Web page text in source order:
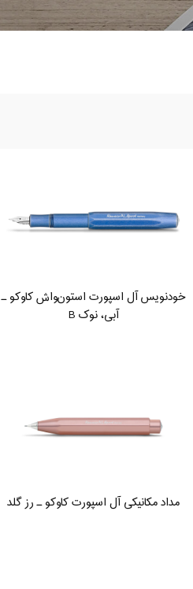
خودنویس آل اسپورت استون‌واش کاوکو ـ
آبی، نوک B
مداد مکانیکی آل اسپورت کاوکو ـ رز گلد